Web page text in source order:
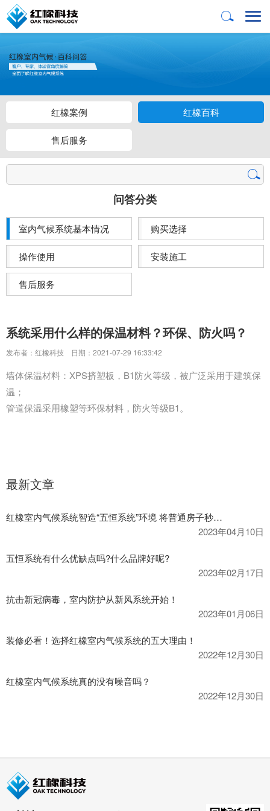
红橡案例 红橡百科
售后服务
问答分类
室内气候系统基本情况 购买选择
操作使用 安装施工
售后服务
系统采用什么样的保温材料？环保、防火吗？
发布者：红橡科技 日期：2021-07-29 16:33:42
墙体保温材料：XPS挤塑板，B1防火等级，被广泛采用于建筑保
温；
管道保温采用橡塑等环保材料，防火等级B1。
最新文章
红橡室内气候系统智造“五恒系统”环境 将普通房子秒变科技住宅
2023年04月10日
五恒系统有什么优缺点吗?什么品牌好呢?
2023年02月17日
抗击新冠病毒，室内防护从新风系统开始！
2023年01月06日
装修必看！选择红橡室内气候系统的五大理由！
2022年12月30日
红橡室内气候系统真的没有噪音吗？
2022年12月30日